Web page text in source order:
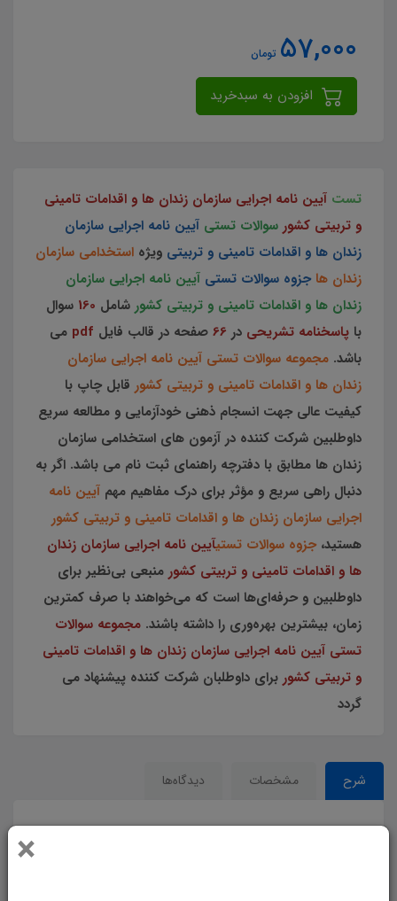
×
57,000 تومان
تست آیین نامه اجرایی سازمان زندان ها و اقدامات تامینی
و تربیتی کشور سوالات تستی آیین نامه اجرایی سازمان
زندان ها و اقدامات تامینی و تربیتی ویژه استخدامی سازمان
زندان هاجزوه سوالات تستی آیین نامه اجرایی سازمان
زندان ها و اقدامات تامینی و تربیتی کشور شامل 160 سوال
با پاسخنامه تشریحی در 66 صفحه در قالب فایل pdf می
باشد. مجموعه سوالات تستی آیین نامه اجرایی سازمان
زندان ها و اقدامات تامینی و تربیتی کشور قابل چاپ با
کیفیت عالی جهت انسجام ذهنی خودآزمایی و مطالعه سریع
داوطلبین شرکت کننده در آزمون های استخدامی سازمان
زندان ها مطابق با دفترچه راهنمای ثبت نام می باشد. اگر به
دنبال راهی سریع و مؤثر برای درک مفاهیم مهم آیین نامه
اجرایی سازمان زندان ها و اقدامات تامینی و تربیتی کشور
هستید، جزوه سوالات تستیآیین نامه اجرایی سازمان زندان
ها و اقدامات تامینی و تربیتی کشور منبعی بی‌نظیر برای
داوطلبین و حرفه‌ای‌ها است که می‌خواهند با صرف کمترین
زمان، بیشترین بهره‌وری را داشته باشند. مجموعه سوالات
تستی آیین نامه اجرایی سازمان زندان ها و اقدامات تامینی
و تربیتی کشور برای داوطلبان شرکت کننده پیشنهاد می
گردد
شرح مشخصات دیدگاه‌ها